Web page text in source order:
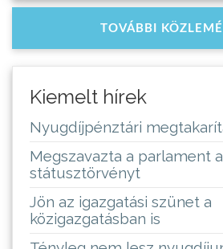
TOVÁBBI
Kiemelt hírek
Nyugdíjpénztári
Megszavazta a parlament a
státusztörvényt
Jön az igazgatási szünet a
közigazgatásban is